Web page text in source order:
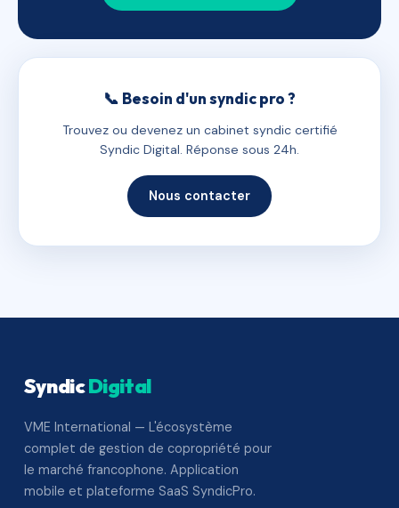
📞 Besoin d'un syndic pro ?
Trouvez ou devenez un cabinet syndic certifié
Syndic Digital. Réponse sous 24h.
Nous contacter
SyndicDigital
VME International — L'écosystème
complet de gestion de copropriété pour
le marché francophone. Application
mobile et plateforme SaaS SyndicPro.